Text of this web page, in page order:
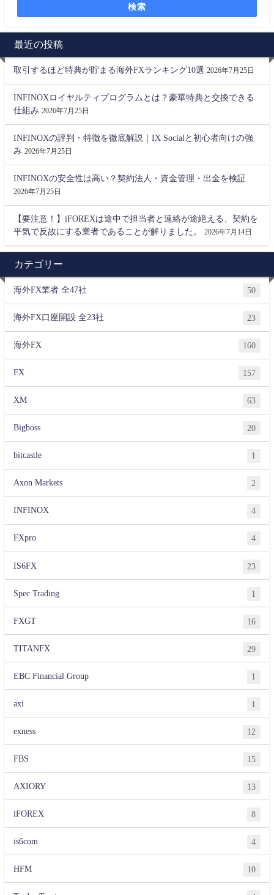
検索
最近の投稿
取引するほど特典が貯まる海外FXランキング10選 2026年7月25日
INFINOXロイヤルティプログラムとは？豪華特典と交換できる
仕組み 2026年7月25日
INFINOXの評判・特徴を徹底解説｜IX Socialと初心者向けの強
み 2026年7月25日
INFINOXの安全性は高い？契約法人・資金管理・出金を検証
2026年7月25日
【要注意！】iFOREXは途中で担当者と連絡が途絶える、契約を
平気で反故にする業者であることが解りました。
2026年7月14日
カテゴリー
海外FX業者 全47社 50
海外FX口座開設 全23社 23
海外FX 160
FX 157
XM 63
Bigboss 20
bitcastle 1
Axon Markets 2
INFINOX 4
FXpro 4
IS6FX 23
Spec Trading 1
FXGT 16
TITANFX 29
EBC Financial Group 1
axi 1
exness 12
FBS 15
AXIORY 13
iFOREX 8
is6com 4
HFM 10